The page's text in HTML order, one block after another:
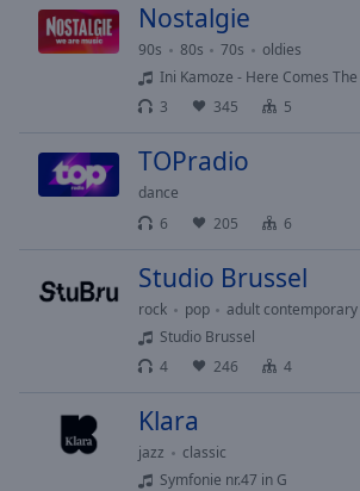
window.
Opacity
Color
Nostalgie
90s 80s 70s
oldies
Ini Kamoze - Here Comes
3
345 5
TOPradio
dance
6
205 6
Studio Brussel
rock pop
adult contemporary
Studio Brussel
4
246 4
Klara
jazz
classic
Symfonie nr.47 in G